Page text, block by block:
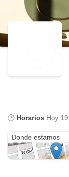
🕒 Horarios Hoy
Donde estamos